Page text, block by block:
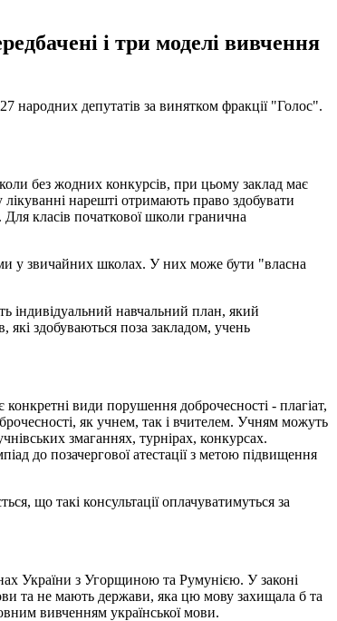
і три моделі вивчення
народних депутатів за винятком фракції "Голос".
без жодних конкурсів, при цьому заклад має
нарешті отримають право здобувати
класів початкової школи гранична
у звичайних школах. У них може бути "власна
індивідуальний навчальний план, який
здобуваються поза закладом, учень
види порушення доброчесності - плагіат,
як учнем, так і вчителем. Учням можуть
змаганнях, турнірах, конкурсах.
до позачергової атестації з метою підвищення
що такі консультації оплачуватимуться за
України з Угорщиною та Румунією. У законі
та не мають держави, яка цю мову захищала б та
вивченням української мови.